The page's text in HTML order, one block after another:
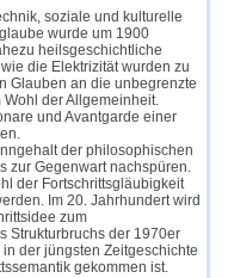
soziale und kulturelle
wurde um 1900
heilsgeschichtliche
die Elektrizität wurden zu
Glauben an die unbegrenzte
der Allgemeinheit.
und Avantgarde einer
der philosophischen
zur Gegenwart nachspüren.
der Fortschrittsgläubigkeit
Im 20. Jahrhundert wird
zum
Strukturbruchs der 1970er
der jüngsten Zeitgeschichte
gekommen ist.